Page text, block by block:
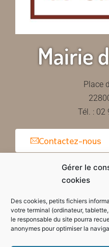
Gérer le
cookies
Des cookies, petits fichiers
votre terminal (ordinateur,
le responsable du site pourra
anonymes pour optimiser la
Mairie
Place
Tél. : 02
Contactez-nous
Horaires